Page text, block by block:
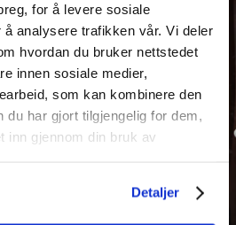
for å levere sosiale
analysere trafikken vår. Vi deler
hvordan du bruker nettstedet
innen sosiale medier,
som kan kombinere den
du har gjort tilgjengelig for dem,
inn gjennom din bruk av
Detaljer